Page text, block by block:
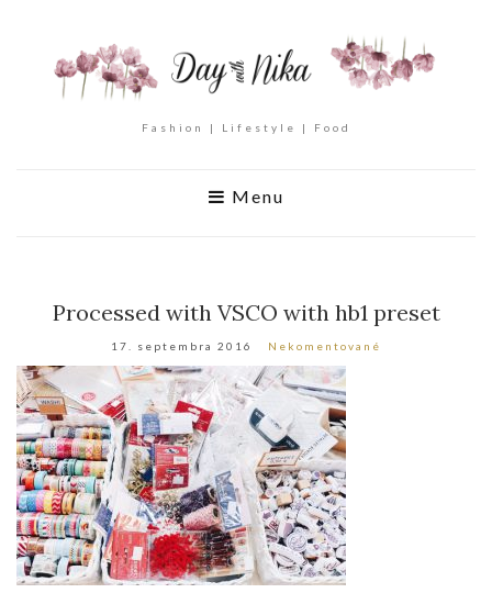
Fashion | Lifestyle | Food
Menu
Processed with VSCO with hb1 preset
17. septembra 2016 Nekomentované